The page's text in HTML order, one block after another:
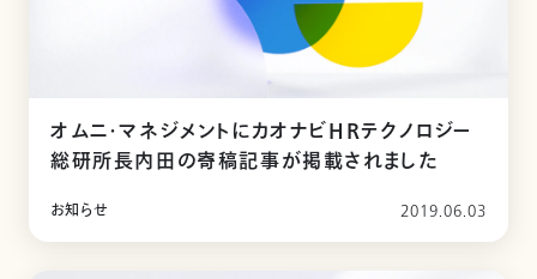
オムニ・マネジメントにカオナビHRテクノロジー
総研所長内田の寄稿記事が掲載されました
お知らせ 2019.06.03